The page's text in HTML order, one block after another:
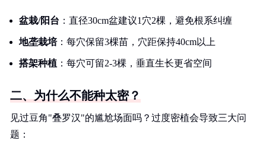
盆栽/阳台 ：直径30cm盆建议1穴2棵，避免根系纠缠
地垄栽培：每穴保留3棵苗，穴距保持40cm以上
搭架种植 ：每穴可留2-3棵，垂直生长更省空间
二、为什么不能种太密？
见过豆角"叠罗汉"的尴尬场面吗？过度密植会导致三大问
题：